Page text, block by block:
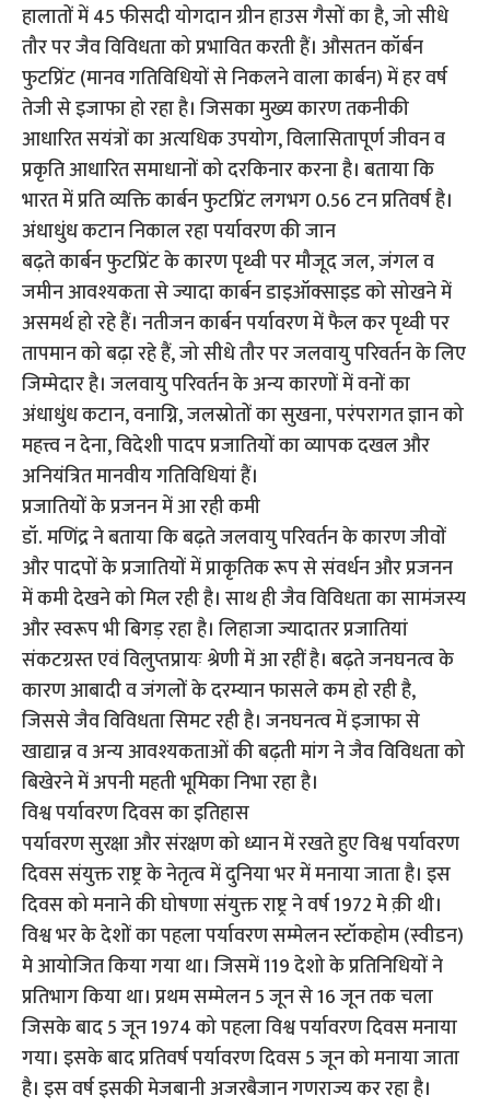
हालातों में 45 फीसदी योगदान ग्रीन हाउस गैसों का है, जो सीधे
तौर पर जैव विविधता को प्रभावित करती हैं। औसतन कॉर्बन
फुटप्रिंट (मानव गतिविधियों से निकलने वाला कार्बन) में हर वर्ष
तेजी से इजाफा हो रहा है। जिसका मुख्य कारण तकनीकी
आधारित सयंत्रों का अत्यधिक उपयोग, विलासितापूर्ण जीवन व
प्रकृति आधारित समाधानों को दरकिनार करना है। बताया कि
भारत में प्रति व्यक्ति कार्बन फुटप्रिंट लगभग 0.56 टन प्रतिवर्ष है।
अंधाधुंध कटान निकाल रहा पर्यावरण की जान
बढ़ते कार्बन फुटप्रिंट के कारण पृथ्वी पर मौजूद जल, जंगल व
जमीन आवश्यकता से ज्यादा कार्बन डाइऑक्साइड को सोखने में
असमर्थ हो रहे हैं। नतीजन कार्बन पर्यावरण में फैल कर पृथ्वी पर
तापमान को बढ़ा रहे हैं, जो सीधे तौर पर जलवायु परिवर्तन के लिए
जिम्मेदार है। जलवायु परिवर्तन के अन्य कारणों में वनों का
अंधाधुंध कटान, वनाग्नि, जलस्रोतों का सुखना, परंपरागत ज्ञान को
महत्त्व न देना, विदेशी पादप प्रजातियों का व्यापक दखल और
अनियंत्रित मानवीय गतिविधियां हैं।
प्रजातियों के प्रजनन में आ रही कमी
डॉ. मणिंद्र ने बताया कि बढ़ते जलवायु परिवर्तन के कारण जीवों
और पादपों के प्रजातियों में प्राकृतिक रूप से संवर्धन और प्रजनन
में कमी देखने को मिल रही है। साथ ही जैव विविधता का सामंजस्य
और स्वरूप भी बिगड़ रहा है। लिहाजा ज्यादातर प्रजातियां
संकटग्रस्त एवं विलुप्तप्रायः श्रेणी में आ रहीं है। बढ़ते जनघनत्व के
कारण आबादी व जंगलों के दरम्यान फासले कम हो रही है,
जिससे जैव विविधता सिमट रही है। जनघनत्व में इजाफा से
खाद्यान्न व अन्य आवश्यकताओं की बढ़ती मांग ने जैव विविधता को
बिखेरने में अपनी महती भूमिका निभा रहा है।
विश्व पर्यावरण दिवस का इतिहास
पर्यावरण सुरक्षा और संरक्षण को ध्यान में रखते हुए विश्व पर्यावरण
दिवस संयुक्त राष्ट्र के नेतृत्व में दुनिया भर में मनाया जाता है। इस
दिवस को मनाने की घोषणा संयुक्त राष्ट्र ने वर्ष 1972 मे क़ी थी।
विश्व भर के देशों का पहला पर्यावरण सम्मेलन स्टॉकहोम (स्वीडन)
मे आयोजित किया गया था। जिसमें 119 देशो के प्रतिनिधियों ने
प्रतिभाग किया था। प्रथम सम्मेलन 5 जून से 16 जून तक चला
जिसके बाद 5 जून 1974 को पहला विश्व पर्यावरण दिवस मनाया
गया। इसके बाद प्रतिवर्ष पर्यावरण दिवस 5 जून को मनाया जाता
है। इस वर्ष इसकी मेजबानी अजरबैजान गणराज्य कर रहा है।